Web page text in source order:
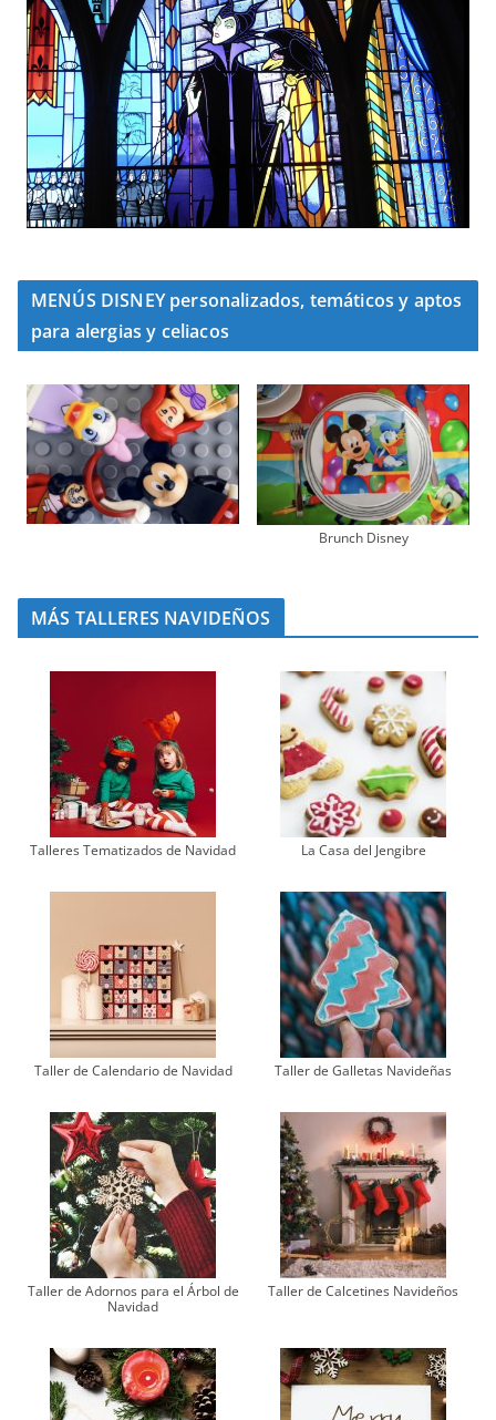
MENÚS DISNEY personalizados, temáticos y aptos
para alergias y celiacos
Brunch Disney
MÁS TALLERES NAVIDEÑOS
Talleres Tematizados de Navidad La Casa del Jengibre
Taller de Calendario de Navidad Taller de Galletas Navideñas
Taller de Adornos para el Árbol de
Navidad
Taller de Calcetines Navideños